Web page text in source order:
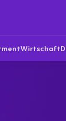
Wirtschaft